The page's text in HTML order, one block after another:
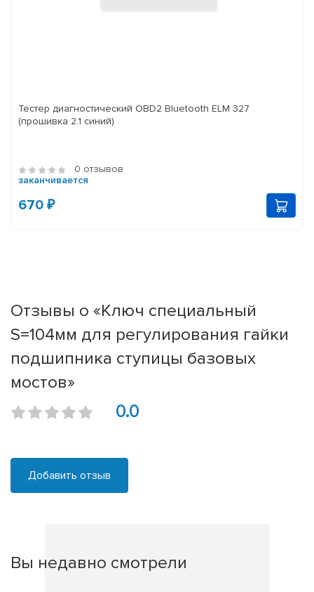
Тестер диагностический OBD2 Bluetooth ELM 327
(прошивка 2.1 синий)
0 отзывов
заканчивается
670 ₽
Отзывы о «Ключ специальный
S=104мм для регулирования гайки
подшипника ступицы базовых
мостов»
0.0
Добавить отзыв
Вы недавно смотрели